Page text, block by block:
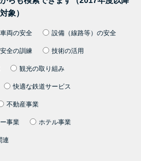
象）
両の安全 設備（線路等）の安全
安全の訓練 技術の活用
観光の取り組み
快適な鉄道サービス
不動産事業
事業 ホテル事業
連